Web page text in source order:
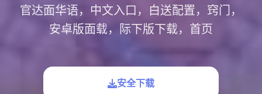
官达面华语，中文入口，白送配置，窍门，
安卓版面载，际下版下载，首页
安全下载